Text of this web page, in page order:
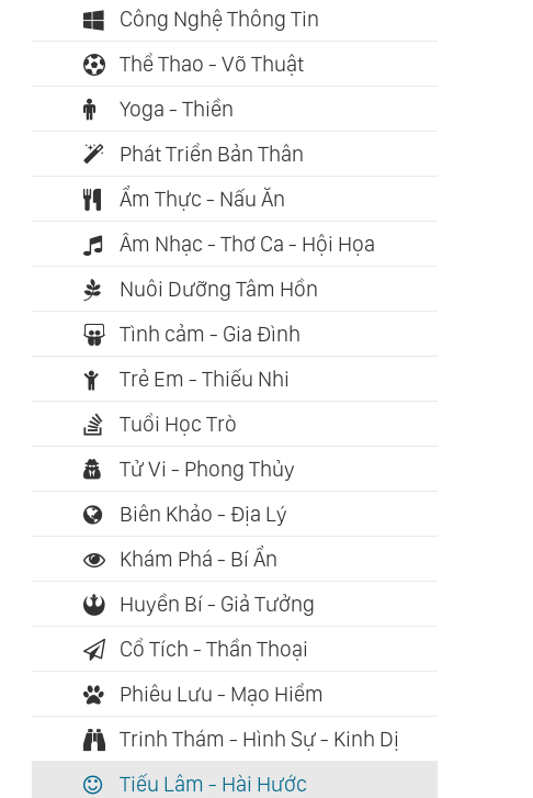
Công Nghệ Thông Tin
Thể Thao - Võ Thuật
Yoga - Thiền
Phát Triển Bản Thân
Ẩm Thực - Nấu Ăn
Âm Nhạc - Thơ Ca - Hội Họa
Nuôi Dưỡng Tâm Hồn
Tình cảm - Gia Đình
Trẻ Em - Thiếu Nhi
Tuổi Học Trò
Tử Vi - Phong Thủy
Biên Khảo - Địa Lý
Khám Phá - Bí Ẩn
Huyền Bí - Giả Tưởng
Cổ Tích - Thần Thoại
Phiêu Lưu - Mạo Hiểm
Trinh Thám - Hình Sự - Kinh Dị
Tiếu Lâm - Hài Hước